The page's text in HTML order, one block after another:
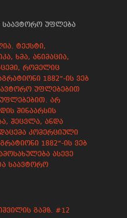
საავტორო უფლება
ტექსტი,
ხმა, ანიმაცია,
რომელიც
1882”-ის ვებ
უფლებებით
არ
შინაარსის
შეცვლა, ანდა
კომერციული
1882”-ის ვებ
ასევე
საავტორო
გამზ. #12